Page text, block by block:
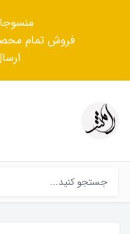
فروش تمام